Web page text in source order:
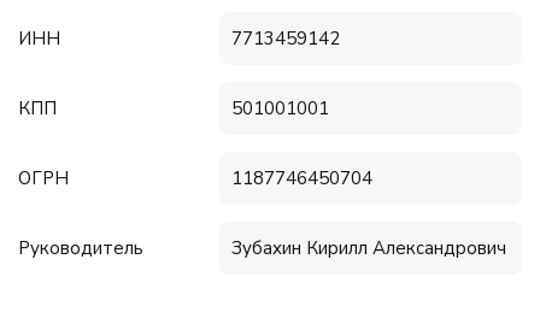
ИНН 7713459142
КПП 501001001
ОГРН 1187746450704
Руководитель Зубахин Кирилл Александрович